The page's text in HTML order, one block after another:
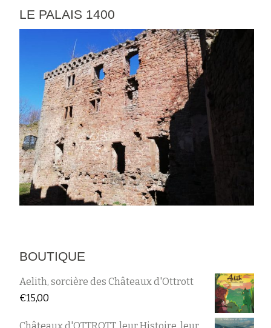
LE PALAIS 1400
BOUTIQUE
Aelith, sorcière des Châteaux d'Ottrott
€15,00